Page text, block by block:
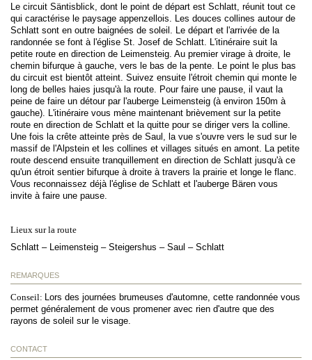
Le circuit Säntisblick, dont le point de départ est Schlatt, réunit tout ce
qui caractérise le paysage appenzellois. Les douces collines autour de
Schlatt sont en outre baignées de soleil. Le départ et l'arrivée de la
randonnée se font à l'église St. Josef de Schlatt. L'itinéraire suit la
petite route en direction de Leimensteig. Au premier virage à droite, le
chemin bifurque à gauche, vers le bas de la pente. Le point le plus bas
du circuit est bientôt atteint. Suivez ensuite l'étroit chemin qui monte le
long de belles haies jusqu'à la route. Pour faire une pause, il vaut la
peine de faire un détour par l'auberge Leimensteig (à environ 150m à
gauche). L'itinéraire vous mène maintenant brièvement sur la petite
route en direction de Schlatt et la quitte pour se diriger vers la colline.
Une fois la crête atteinte près de Saul, la vue s'ouvre vers le sud sur le
massif de l'Alpstein et les collines et villages situés en amont. La petite
route descend ensuite tranquillement en direction de Schlatt jusqu'à ce
qu'un étroit sentier bifurque à droite à travers la prairie et longe le flanc.
Vous reconnaissez déjà l'église de Schlatt et l'auberge Bären vous
invite à faire une pause.
Lieux sur la route
Schlatt – Leimensteig – Steigershus – Saul – Schlatt
REMARQUES
Conseil: Lors des journées brumeuses d'automne, cette randonnée vous
permet généralement de vous promener avec rien d'autre que des
rayons de soleil sur le visage.
CONTACT